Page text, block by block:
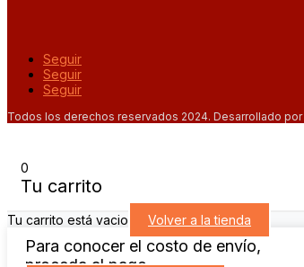
Seguir
Seguir
Seguir
Todos los derechos reservados 2024. Desarrollado por
0
Tu carrito
Tu carrito está vacio Volver a la tienda
Para conocer el costo de envío,